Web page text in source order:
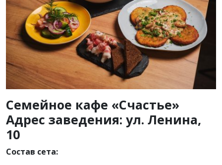
Семейное кафе «Счастье»
Адрес заведения: ул. Ленина,
10
Состав сета: